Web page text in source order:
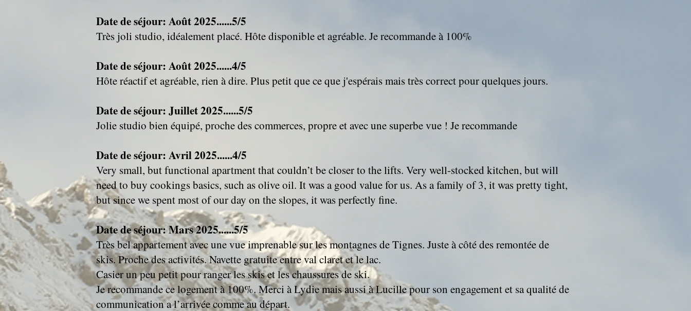
Date de séjour: Août 2025......5/5
Très joli studio, idéalement placé. Hôte disponible et agréable. Je recommande à 100%
Date de séjour: Août 2025......4/5
Hôte réactif et agréable, rien à dire. Plus petit que ce que j'espérais mais très correct pour quelques jours.
Date de séjour: Juillet 2025......5/5
Jolie studio bien équipé, proche des commerces, propre et avec une superbe vue ! Je recommande
Date de séjour: Avril 2025......4/5
Very small, but functional apartment that couldn’t be closer to the lifts. Very well-stocked kitchen, but will
need to buy cookings basics, such as olive oil. It was a good value for us. As a family of 3, it was pretty tight,
but since we spent most of our day on the slopes, it was perfectly fine.
Date de séjour: Mars 2025......5/5
Très bel appartement avec une vue imprenable sur les montagnes de Tignes. Juste à côté des remontée de
skis. Proche des activités. Navette gratuite entre val claret et le lac.
Casier un peu petit pour ranger les skis et les chaussures de ski.
Je recommande ce logement à 100%. Merci à Lydie mais aussi à Lucille pour son engagement et sa qualité de
communication a l’arrivée comme au départ.